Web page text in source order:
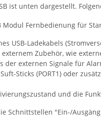
ist unten dargestellt.
USB-Ladekabels
externem Zubehör, wie
der externen Signale für
Sticks (PORT1) oder
und die
Schnittstellen "Ein-/